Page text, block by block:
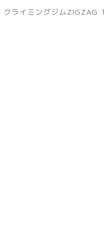
クライミングジムZIGZAG